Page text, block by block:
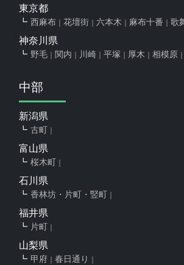
東京都
西麻布 花壇街 六本木 麻布十番 歌
神奈川県
野毛 関内 川崎 平塚 厚木 相模原
中部
新潟県
古町
富山県
桜木町
石川県
香林坊・片町・竪町
福井県
片町
山梨県
甲府 春日通り